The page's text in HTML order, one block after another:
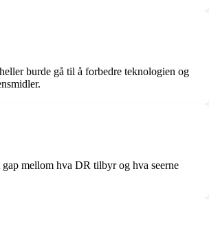
burde gå til å forbedre teknologien og
mellom hva DR tilbyr og hva seerne